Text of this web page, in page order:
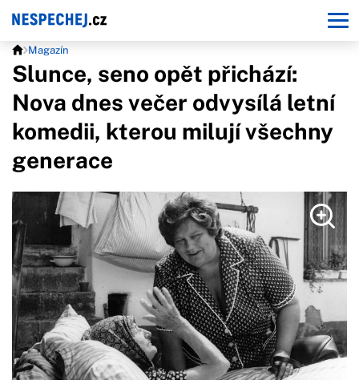
Magazín
Slunce, seno opět přichází:
Nova dnes večer odvysílá letní
komedii, kterou milují všechny
generace